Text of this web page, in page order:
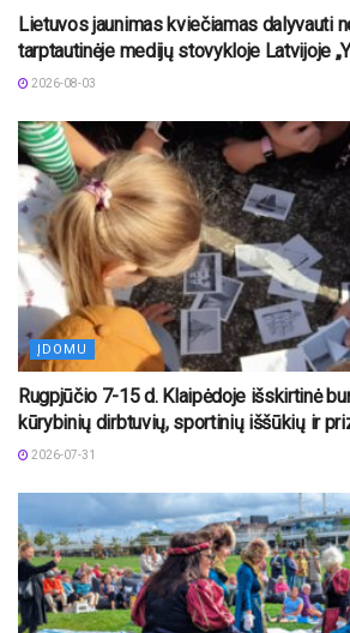
Lietuvos jaunimas kviečiamas dalyvauti
tarptautinėje medijų stovykloje Latvijoje
2026-08-03
ĮDOMU
Rugpjūčio 7-15 d. Klaipėdoje išskirtinė
kūrybinių dirbtuvių, sportinių iššūkių ir
2026-07-31